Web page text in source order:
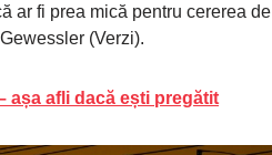
ar fi prea mică pentru cererea de
(Verzi).
așa afli dacă ești pregătit